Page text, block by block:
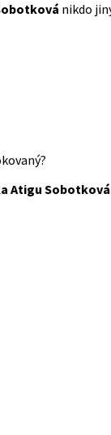
nikdo
Atigu Sobotková